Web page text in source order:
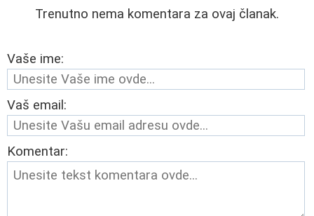
Trenutno nema komentara za ovaj članak.
Vaše ime:
Vaš email:
Komentar: